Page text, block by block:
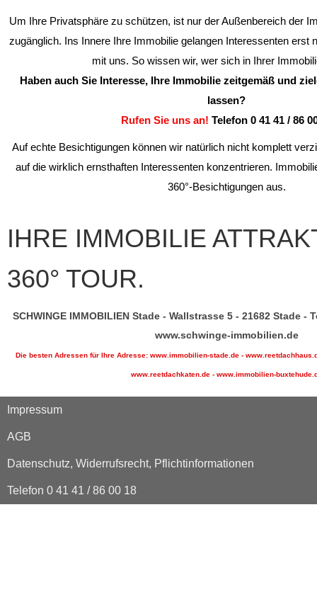
Um Ihre Privatsphäre zu schützen, ist nur der Außenbereich der
zugänglich. Ins Innere Ihre Immobilie gelangen Interessenten erst
mit uns. So wissen wir, wer sich in Ihrer
Haben auch Sie Interesse, Ihre Immobilie zeitgemäß und
lassen?
Rufen Sie uns an! Telefon 0 41 41 / 86
Auf echte Besichtigungen können wir natürlich nicht komplett
auf die wirklich ernsthaften Interessenten konzentrieren.
360°-Besichtigungen aus.
IHRE IMMOBILIE
360° TOUR.
SCHWINGE IMMOBILIEN Stade - Wallstrasse 5 - 21682 Stade -
www.schwinge-immobilien.de
Die besten Adressen für Ihre Adresse: www.immobilien-stade.de -
www.reetdachkaten.de - www.immobilien-
Impressum
AGB
Datenschutz, Widerrufsrecht, Pflichtinformationen
Telefon 0 41 41 / 86 00 18